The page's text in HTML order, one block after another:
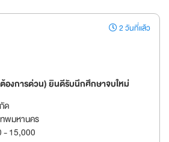
2 วันที่แล้ว
องการด่วน) ยินดีรับนึกศึกษาจบใหม่
ด
ทพมหานคร
- 15,000